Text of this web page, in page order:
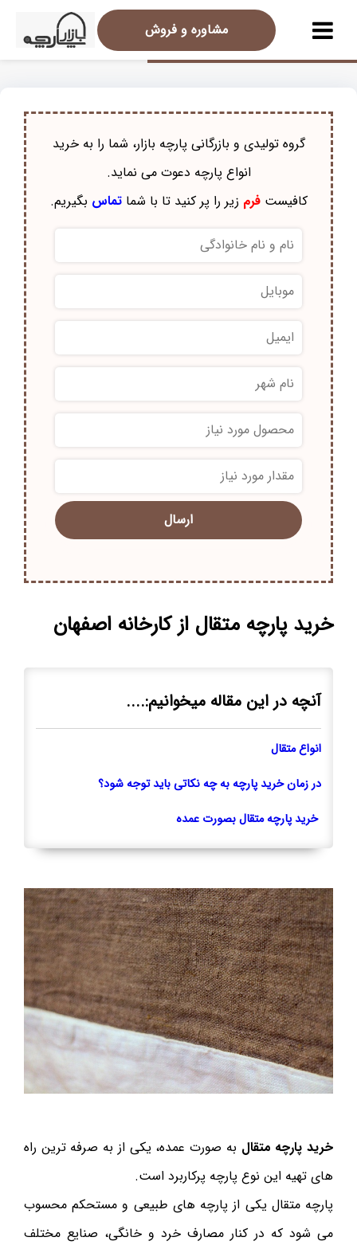
مشاوره و فروش
گروه تولیدی و بازرگانی پارچه بازار، شما را به خرید
انواع پارچه دعوت می نماید.
کافیستفرم زیر را پر کنید تا با شماتماس بگیریم.
*
*
خرید پارچه متقال از کارخانه اصفهان
آنچه در این مقاله میخوانیم:....
انواع متقال
در زمان خرید پارچه به چه نکاتی باید توجه شود؟
خرید پارچه متقال بصورت عمده
خرید پارچه متقال به صورت عمده، یکی از به صرفه ترین راه
های تهیه این نوع پارچه پرکاربرد است.
پارچه متقال یکی از پارچه های طبیعی و مستحکم محسوب
می شود که در کنار مصارف خرد و خانگی، صنایع مختلف